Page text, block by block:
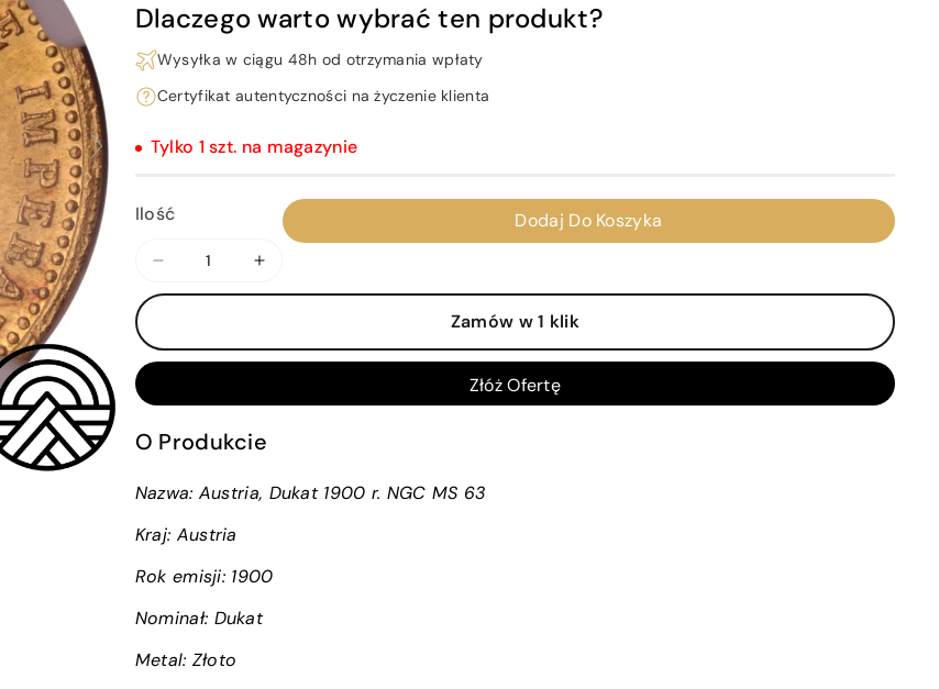
Dlaczego warto wybrać ten produkt?
Wysyłka w ciągu 48h od otrzymania wpłaty
Certyfikat autentyczności na życzenie klienta
Tylko 1 szt. na magazynie
Ilość
Zmniejsz
ilość
Austria,
1900
r.
NGC
MS
Zwiększ
ilość
Austria,
1900
NGC
MS
63
Dodaj Do Koszyka
Zamów w 1 klik
Złóż Ofertę
O Produkcie
Nazwa: Austria, Dukat 1900 r. NGC MS 63
Kraj: Austria
Rok emisji: 1900
Nominał: Dukat
Metal: Złoto